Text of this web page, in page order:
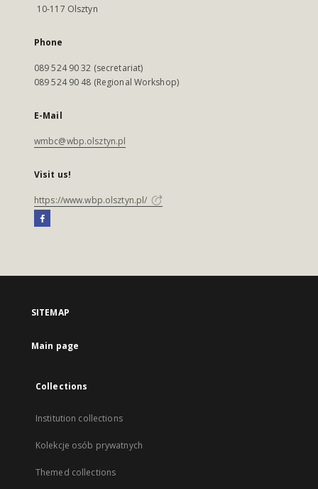
10-117 Olsztyn
Phone
089 524 90 32 (secretariat)
089 524 90 48 (Regional Workshop)
E-Mail
wmbc@wbp.olsztyn.pl
Visit us!
https://www.wbp.olsztyn.pl/
SITEMAP
Main page
Collections
Institution collections
Kolekcje osób prywatnych
Themed collections